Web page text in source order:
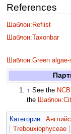
References
Шаблон:Reflist
Шаблон:Taxonbar
Шаблон:Green
↑ See the NCBI
the
Категории:
Trebouxiophyceae